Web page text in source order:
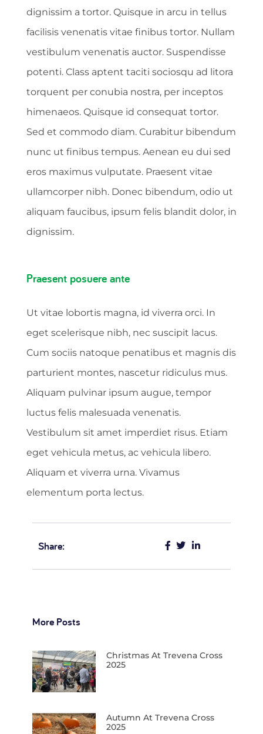
dignissim a tortor. Quisque in arcu in tellus
facilisis venenatis vitae finibus tortor. Nullam
vestibulum venenatis auctor. Suspendisse
potenti. Class aptent taciti sociosqu ad litora
torquent per conubia nostra, per inceptos
himenaeos. Quisque id consequat tortor.
Sed et commodo diam. Curabitur bibendum
nunc ut finibus tempus. Aenean eu dui sed
eros maximus vulputate. Praesent vitae
ullamcorper nibh. Donec bibendum, odio ut
aliquam faucibus, ipsum felis blandit dolor, in
dignissim.
Praesent posuere ante
Ut vitae lobortis magna, id viverra orci. In
eget scelerisque nibh, nec suscipit lacus.
Cum sociis natoque penatibus et magnis dis
parturient montes, nascetur ridiculus mus.
Aliquam pulvinar ipsum augue, tempor
luctus felis malesuada venenatis.
Vestibulum sit amet imperdiet risus. Etiam
eget vehicula metus, ac vehicula libero.
Aliquam et viverra urna. Vivamus
elementum porta lectus.
Share:
More Posts
Christmas At Trevena Cross
2025
Autumn At Trevena Cross
2025